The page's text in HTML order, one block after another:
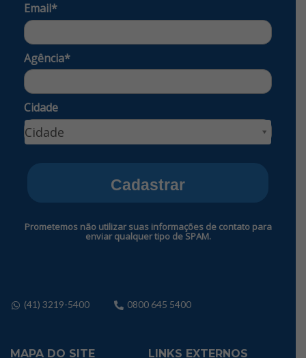
Email*
Agência*
Cidade
Cidade
Cidade
Cadastrar
Prometemos não utilizar suas informações de contato para
enviar qualquer tipo de SPAM.
(41) 3219-5400 0800 645 5400
MAPA DO SITE LINKS EXTERNOS